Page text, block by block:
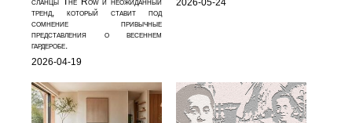
тренд, который ставит под
сомнение привычные
представления о весеннем
гардеробе.
2026-04-19